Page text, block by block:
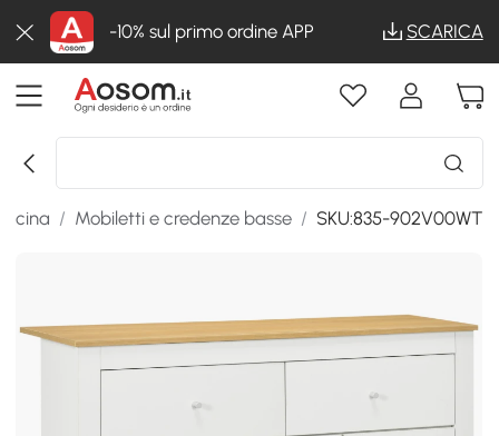
-10% sul primo ordine APP SCARICA
/ Mobiletti e credenze basse / SKU:835-902V00WT